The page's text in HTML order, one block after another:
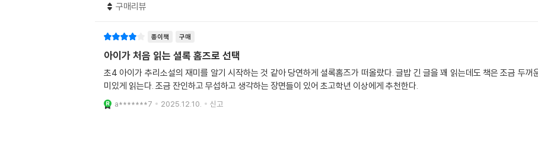
구매리뷰
종이책 구매
아이가 처음 읽는 셜록 홈즈로 선택
초4 아이가 추리소설의 재미를 알기 시작하는 것 같아 당연하게 셜록홈즈가 떠올랐다. 글밥 긴 글을 꽤 읽는데도 책은 조금 두꺼
미있게 읽는다. 조금 잔인하고 무섭하고 생각하는 장면들이 있어 초고학년 이상에게 추천한다.
a*******7 2025.12.10. 신고